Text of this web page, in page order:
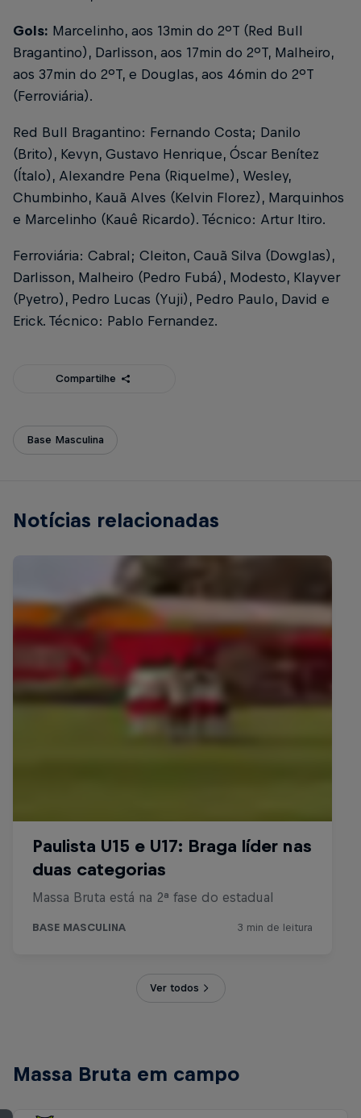
Gols: Marcelinho, aos 13min do 2ºT (Red Bull
Bragantino), Darlisson, aos 17min do 2ºT, Malheiro,
aos 37min do 2ºT, e Douglas, aos 46min do 2ºT
(Ferroviária).
Red Bull Bragantino: Fernando Costa; Danilo
(Brito), Kevyn, Gustavo Henrique, Óscar Benítez
(Ítalo), Alexandre Pena (Riquelme), Wesley,
Chumbinho, Kauã Alves (Kelvin Florez), Marquinhos
e Marcelinho (Kauê Ricardo). Técnico: Artur Itiro.
Ferroviária: Cabral; Cleiton, Cauã Silva (Dowglas),
Darlisson, Malheiro (Pedro Fubá), Modesto, Klayver
(Pyetro), Pedro Lucas (Yuji), Pedro Paulo, David e
Erick. Técnico: Pablo Fernandez.
Compartilhe
Base Masculina
Notícias relacionadas
Ver todos
Massa Bruta em campo